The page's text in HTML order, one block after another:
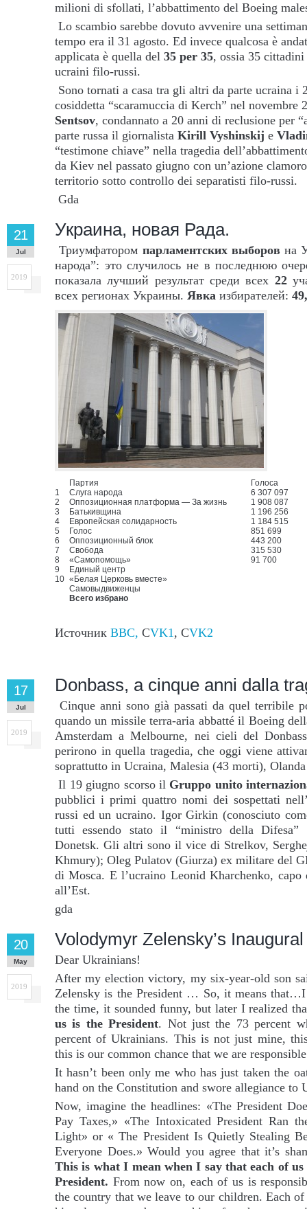
milioni di sfollati, l’abbattimento del Boeing
Lo scambio sarebbe dovuto avvenire una
tempo era il 31 agosto. Ed invece qualcosa è
applicata è quella del 35 per 35, ossia 35
ucraini filo-russi.
Sono tornati a casa tra gli altri da parte ucraina i
cosiddetta “scaramuccia di Kerch” nel novembre
Sentsov, condannato a 20 anni di reclusione per
parte russa il giornalista Kirill Vyshinskij e
“testimone chiave” nella tragedia
da Kiev nel passato giugno con un’azione
territorio sotto controllo dei separatisti filo-russi.
Gda
Украина, новая Рада.
21
Jul
2019
Триумфатором парламентских выборов на
народа”: это случилось не в последнюю
показала лучший результат среди всех 22
всех регионах Украины. Явка избирателей:
Партия
Голоса
1
Слуга народа
6 307 097
2
Оппозиционная платформа — За жизнь
1 908 087
3
Батькивщина
1 196 256
4
Европейская солидарность
1 184 515
5
Голос
851 699
6
Оппозиционный блок
443 200
7
Свобода
315 530
8
«Самопомощь»
91 700
9
Единый центр
10 «Белая Церковь вместе»
Самовыдвиженцы
Всего избрано
Источник BBC, СVK1, CVK2
Donbass, a cinque anni dalla
17
Jul
2019
Cinque anni sono già passati da quel terribile
quando un missile terra-aria abbatté il Boeing
Amsterdam a Melbourne, nei cieli del
perirono in quella tragedia, che oggi viene
soprattutto in Ucraina, Malesia (43 morti),
Il 19 giugno scorso il Gruppo unito
pubblici i primi quattro nomi dei sospettati
russi ed un ucraino. Igor Girkin (conosciuto
tutti essendo stato il “ministro della Difesa”
Donetsk. Gli altri sono il vice di Strelkov,
Khmury); Oleg Pulatov (Giurza) ex militare del
di Mosca. E l’ucraino Leonid Kharchenko,
all’Est.
gda
Volodymyr Zelensky’s
20
May
2019
Dear Ukrainians!
After my election victory, my six-year-old son
Zelensky is the President … So, it means
the time, it sounded funny, but later I realized
us is the President. Not just the 73 percent
percent of Ukrainians. This is not just mine,
this is our common chance that we are
It hasn’t been only me who has just taken the
hand on the Constitution and swore allegiance to
Now, imagine the headlines: «The President
Pay Taxes,» «The Intoxicated President Ran
Light» or « The President Is Quietly Stealing
Everyone Does.» Would you agree that it’s
This is what I mean when I say that each of us
President. From now on, each of us is
the country that we leave to our children. Each